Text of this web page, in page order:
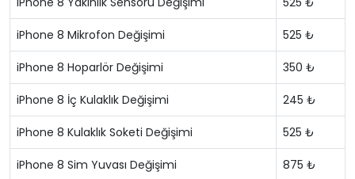
iPhone 8 Mikrofon Değişimi 525 ₺
iPhone 8 Hoparlör Değişimi 350 ₺
iPhone 8 İç Kulaklık Değişimi 245 ₺
iPhone 8 Kulaklık Soketi Değişimi 525 ₺
iPhone 8 Sim Yuvası Değişimi 875 ₺